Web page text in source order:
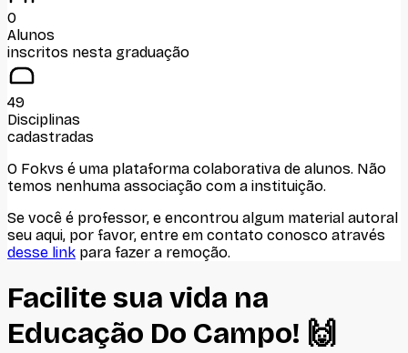
0
Alunos
inscritos nesta graduação
49
Disciplinas
cadastradas
O Fokvs é uma plataforma colaborativa de alunos. Não
temos nenhuma associação com a instituição.
Se você é professor, e encontrou algum material autoral
seu aqui, por favor, entre em contato conosco através
desse link para fazer a remoção.
Facilite sua vida na
Educação Do Campo! 🙌